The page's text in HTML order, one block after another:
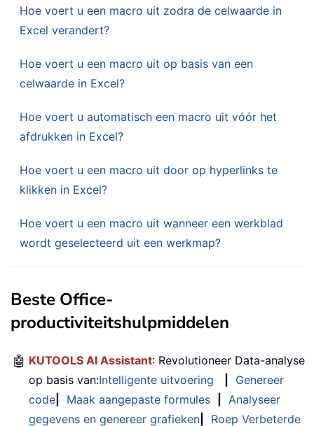
Hoe voert u een macro uit zodra de celwaarde in
Excel verandert?
Hoe voert u een macro uit op basis van een
celwaarde in Excel?
Hoe voert u automatisch een macro uit vóór het
afdrukken in Excel?
Hoe voert u een macro uit door op hyperlinks te
klikken in Excel?
Hoe voert u een macro uit wanneer een werkblad
wordt geselecteerd uit een werkmap?
Beste Office-
productiviteitshulpmiddelen
🤖 KUTOOLS AI Assistant: Revolutioneer Data-analyse
op basis van:Intelligente uitvoering
Genereer
code
Maak aangepaste formules
Analyseer
gegevens en genereer grafieken
Roep Verbeterde